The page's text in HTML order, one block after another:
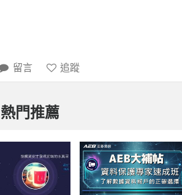
留言 追蹤
熱門推薦